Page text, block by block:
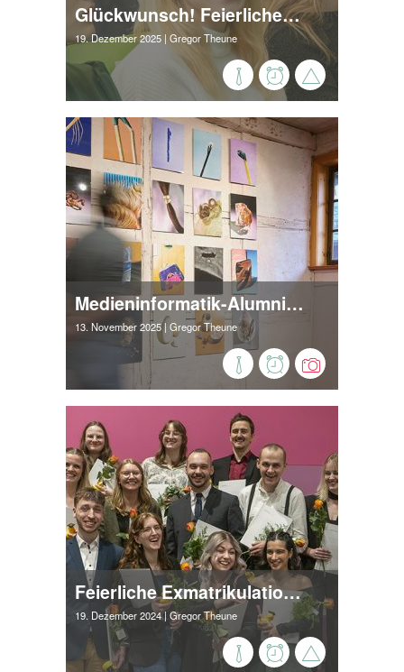
Glückwunsch! Feierliche Exmatrikulation
19. Dezember 2025 | Gregor Theune
Medieninformatik-Alumni starten Fotografieausstellungsreihe im Schiefen Haus
13. November 2025| Gregor Theune
Feierliche Exmatrikulation unserer Absolvent*innen
19. Dezember 2024| Gregor Theune